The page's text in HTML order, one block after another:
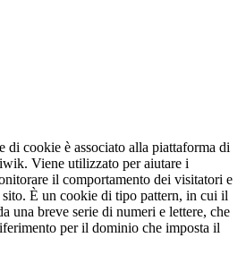
di cookie è associato alla piattaforma di
Viene utilizzato per aiutare i
il comportamento dei visitatori e
È un cookie di tipo pattern, in cui il
una breve serie di numeri e lettere, che
per il dominio che imposta il